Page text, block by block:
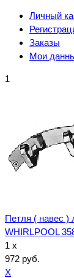
Личный
Заказы
Мои
1
Петля ( навес
WHIRLPOOL
1 x
972 руб.
X